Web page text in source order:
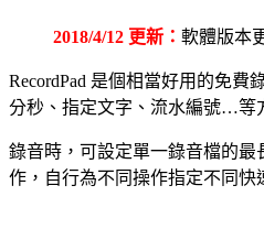
2018/4/12 更新： 軟體版本
RecordPad 是個相當好用的免
分秒、指定文字、流水編號…等
錄音時，可設定單一錄音檔的
作，自行為不同操作指定不同快